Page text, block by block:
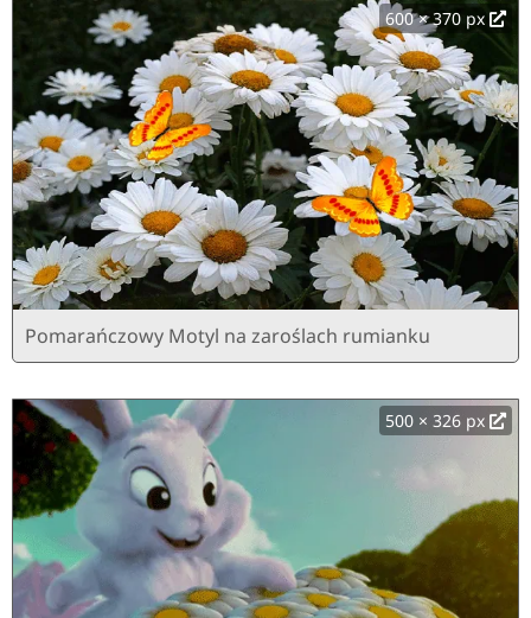
600 × 370 px
Pomarańczowy Motyl na zaroślach rumianku
500 × 326 px